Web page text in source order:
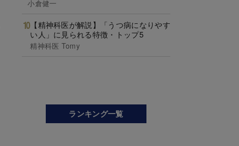
小倉健一
【精神科医が解説】「うつ病になりやす
い人」に見られる特徴・トップ5
精神科医 Tomy
ランキング一覧